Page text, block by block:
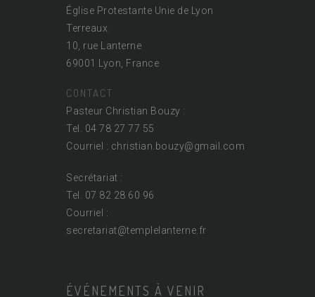
Église Protestante Unie de Lyon
Terreaux
10, rue Lanterne
69001 Lyon, France
CONTACT
Pasteur Christian Bouzy :
Tel. 04 78 27 77 55
Courriel : christian.bouzy@gmail.com
Secrétariat :
Tel. 07 82 28 60 96
Courriel :
secretariat@templelanterne.fr
ÉVÉNEMENTS À VENIR